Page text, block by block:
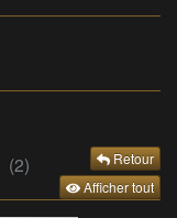
(2)
Retour
Afficher tout